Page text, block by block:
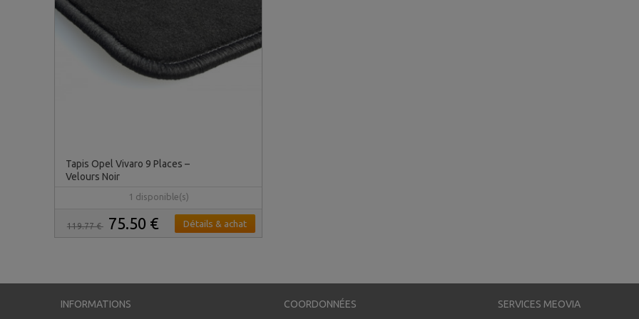
Tapis Opel Vivaro 9 Places –
Velours Noir
1 disponible(s)
119.77 € 75.50 € Détails & achat
INFORMATIONS COORDONNÉES SERVICES MEOVIA